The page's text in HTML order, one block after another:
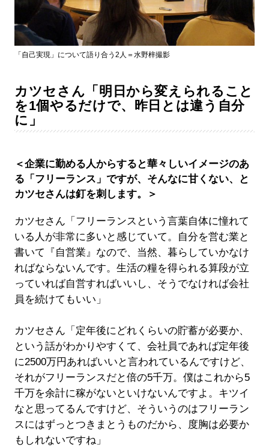
「自己実現」について語り合う2人＝水野梓撮影
カツセさん「明日から変えられること
を1個やるだけで、昨日とは違う自分
に」
＜企業に勤める人からすると華々しいイメージのあ
る「フリーランス」ですが、そんなに甘くない、と
カツセさんは釘を刺します。＞
カツセさん「フリーランスという言葉自体に憧れて
いる人が非常に多いと感じていて。自分を営む業と
書いて『自営業』なので、当然、暮らしていかなけ
ればならないんです。生活の糧を得られる算段が立
っていれば自営すればいいし、そうでなければ会社
員を続けてもいい」
カツセさん「定年後にどれくらいの貯蓄が必要か、
という話がわかりやすくて、会社員であれば定年後
に2500万円あればいいと言われているんですけど、
それがフリーランスだと倍の5千万。僕はこれから5
千万を余計に稼がないといけないんですよ。キツイ
なと思ってるんですけど、そういうのはフリーラン
スにはずっとつきまとうものだから、度胸は必要か
もしれないですね」